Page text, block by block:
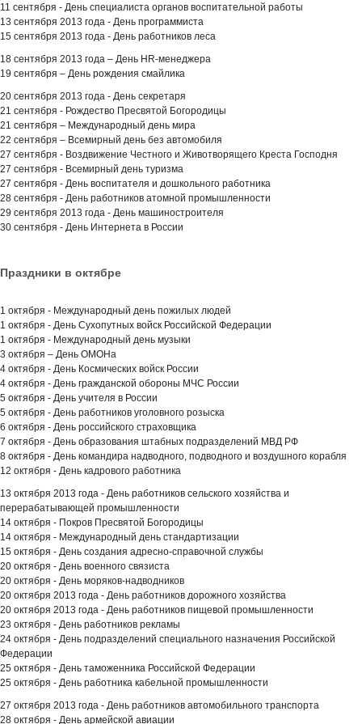
11 сентября - День специалиста органов воспитательной работы
13 сентября 2013 года - День программиста
15 сентября 2013 года - День работников леса
18 сентября 2013 года – День HR-менеджера
19 сентября – День рождения смайлика
20 сентября 2013 года - День секретаря
21 сентября - Рождество Пресвятой Богородицы
21 сентября – Международный день мира
22 сентября – Всемирный день без автомобиля
27 сентября - Воздвижение Честного и Животворящего Креста Господня
27 сентября - Всемирный день туризма
27 сентября - День воспитателя и дошкольного работника
28 сентября - День работников атомной промышленности
29 сентября 2013 года - День машиностроителя
30 сентября - День Интернета в России
Праздники в октябре
1 октября - Международный день пожилых людей
1 октября - День Сухопутных войск Российской Федерации
1 октября - Международный день музыки
3 октября – День ОМОНа
4 октября - День Космических войск России
4 октября - День гражданской обороны МЧС России
5 октября - День учителя в России
5 октября - День работников уголовного розыска
6 октября - День российского страховщика
7 октября - День образования штабных подразделений МВД РФ
8 октября - День командира надводного, подводного и воздушного корабля
12 октября - День кадрового работника
13 октября 2013 года - День работников сельского хозяйства и
перерабатывающей промышленности
14 октября - Покров Пресвятой Богородицы
14 октября - Международный день стандартизации
15 октября - День создания адресно-справочной службы
20 октября - День военного связиста
20 октября - День моряков-надводников
20 октября 2013 года - День работников дорожного хозяйства
20 октября 2013 года - День работников пищевой промышленности
23 октября - День работников рекламы
24 октября - День подразделений специального назначения Российской
Федерации
25 октября - День таможенника Российской Федерации
25 октября - День работника кабельной промышленности
27 октября 2013 года - День работников автомобильного транспорта
28 октября - День армейской авиации